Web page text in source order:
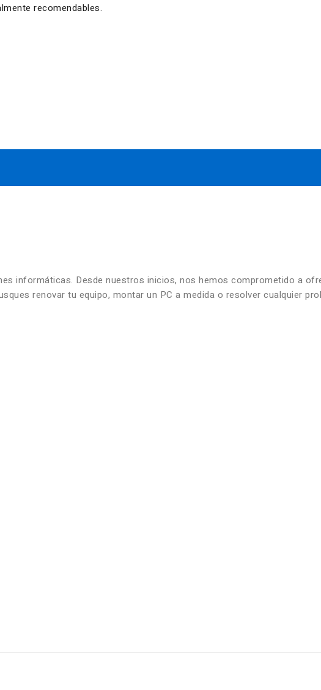
recomendables.
informáticas. Desde nuestros inicios, nos hemos comprometido a
renovar tu equipo, montar un PC a medida o resolver cualquier